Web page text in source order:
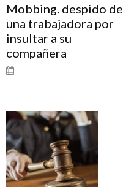
Mobbing. despido de
una trabajadora por
insultar a su
compañera